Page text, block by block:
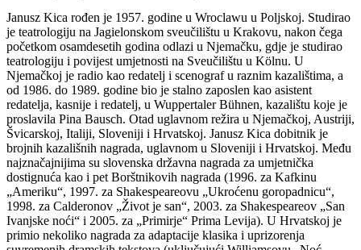
Janusz Kica rođen je 1957. godine u Wroclawu u Poljskoj. Studirao
je teatrologiju na Jagielonskom sveučilištu u Krakovu, nakon čega
početkom osamdesetih godina odlazi u Njemačku, gdje je studirao
teatrologiju i povijest umjetnosti na Sveučilištu u Kölnu. U
Njemačkoj je radio kao redatelj i scenograf u raznim kazalištima, a
od 1986. do 1989. godine bio je stalno zaposlen kao asistent
redatelja, kasnije i redatelj, u Wuppertaler Bühnen, kazalištu koje je
proslavila Pina Bausch. Otad uglavnom režira u Njemačkoj, Austriji,
Švicarskoj, Italiji, Sloveniji i Hrvatskoj. Janusz Kica dobitnik je
brojnih kazališnih nagrada, uglavnom u Sloveniji i Hrvatskoj. Među
najznačajnijima su slovenska državna nagrada za umjetnička
dostignuća kao i pet Borštnikovih nagrada (1996. za Kafkinu
„Ameriku“, 1997. za Shakespeareovu „Ukroćenu goropadnicu“,
1998. za Calderonov „Život je san“, 2003. za Shakespeareov „San
Ivanjske noći“ i 2005. za „Primirje“ Prima Levija). U Hrvatskoj je
primio nekoliko nagrada za adaptacije klasika i uprizorenja